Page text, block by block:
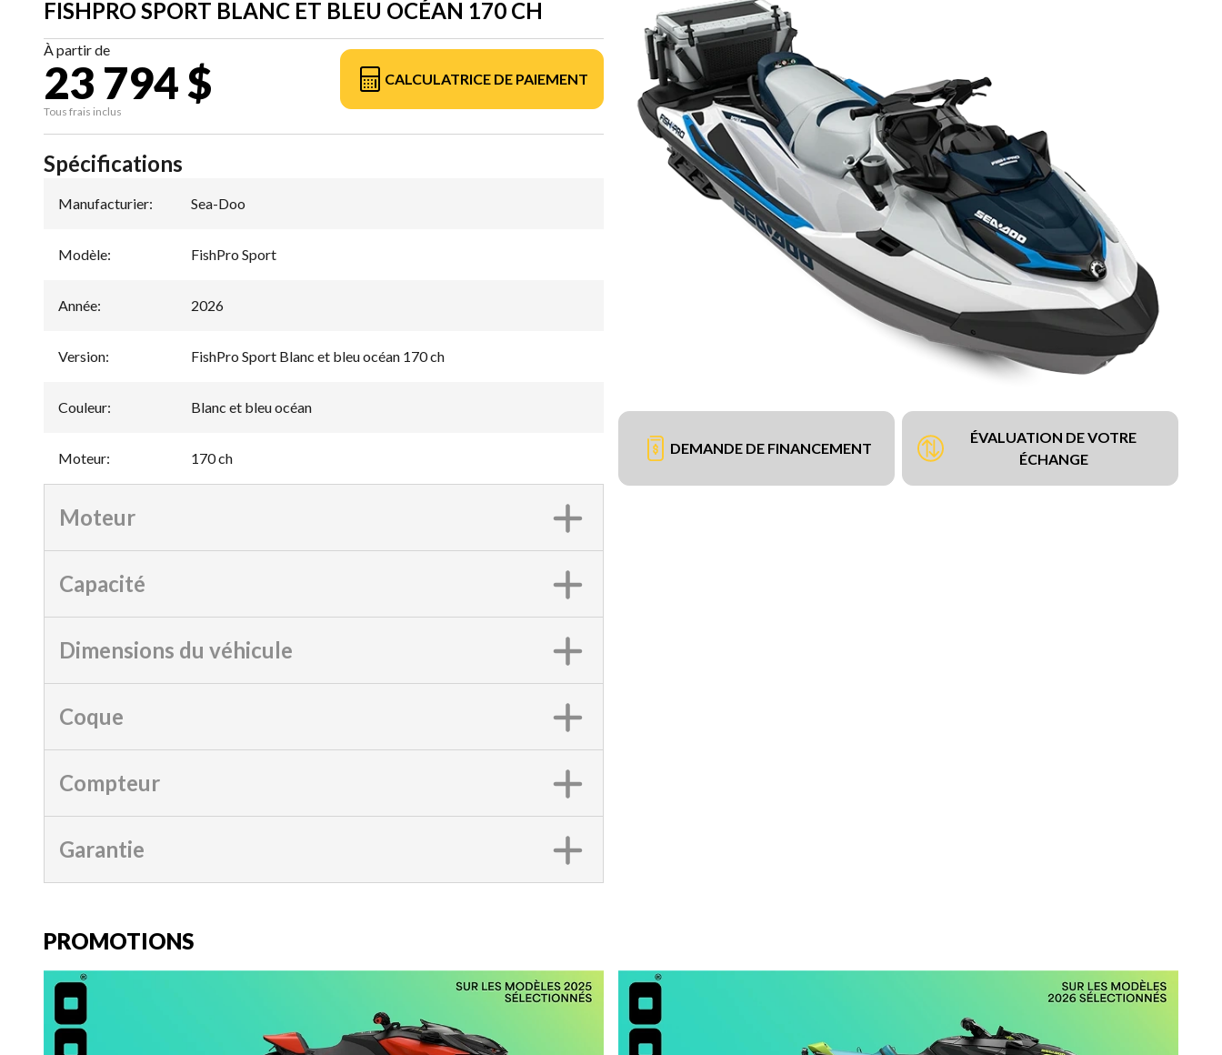
FISHPRO SPORT BLANC ET BLEU OCÉAN 170 CH
À partir de
23 794 $
Tous frais inclus
CALCULATRICE DE PAIEMENT
DEMANDE DE FINANCEMENT
ÉVALUATION DE VOTRE
ÉCHANGE
Spécifications
Manufacturier: Sea-Doo
Modèle: FishPro Sport
Année: 2026
Version: FishPro Sport Blanc et bleu océan 170 ch
Couleur: Blanc et bleu océan
Moteur: 170 ch
Moteur
Capacité
Dimensions du véhicule
Coque
Compteur
Garantie
PROMOTIONS